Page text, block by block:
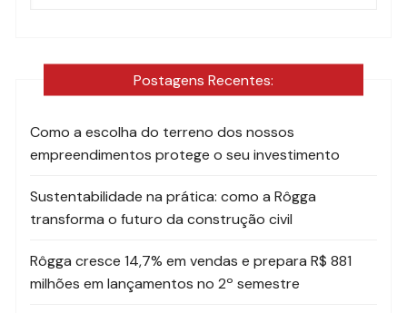
Postagens Recentes:
Como a escolha do terreno dos nossos
empreendimentos protege o seu investimento
Sustentabilidade na prática: como a Rôgga
transforma o futuro da construção civil
Rôgga cresce 14,7% em vendas e prepara R$ 881
milhões em lançamentos no 2º semestre